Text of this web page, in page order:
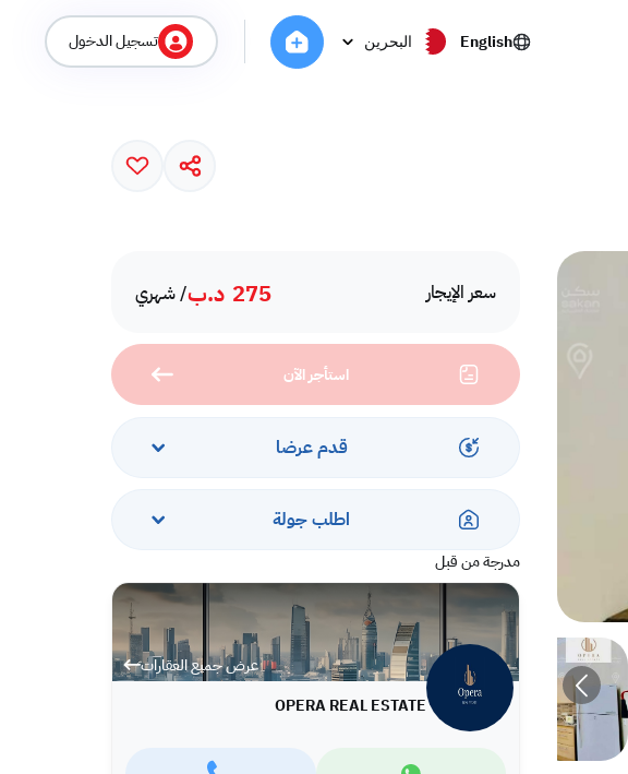
English البحرين تسجيل الدخول
سعر الإيجار 275 د.ب/ شهري
استأجر الآن
قدم عرضا
اطلب جولة
مدرجة من قبل
عرض جميع العقارات
OPERA REAL ESTATE